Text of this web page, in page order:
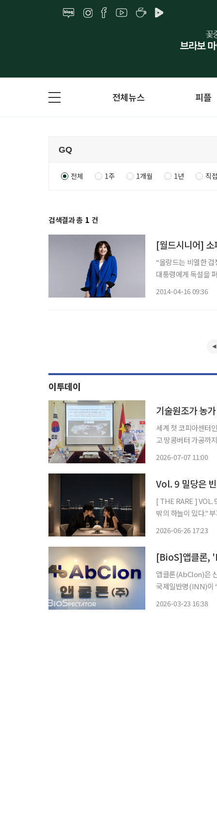
전체뉴스 피플
전체 1주 1개월 1년 직
검색결과 총 1 건
[월드시니어] 소
“올랑드는 비열한 겁쟁이” ‘라붐’의 주인공 소피 마르소(47)가 프랑수
대통령에게 독설을 퍼부었다. 마르소는 15일(현지시간) 발간된
2014-04-16 09:36
이투데이
기술원조가 농
세계 첫 코피아센터
고 땅콩버터 가공까지 가치사슬 구축 한국 농업기
2026-07-07 11:00
Vol. 9 밀당은
[ THE RARE ] VOL. 9 밀당은 빈곤의 증거:슈퍼리치들이 연애하는 법 "천외천(天外天
밖
2026-06-26 17:23
[BioS]앱클론,
앱클론(AbClon)은
국제일반명(INN)이
2026-03-23 16:38